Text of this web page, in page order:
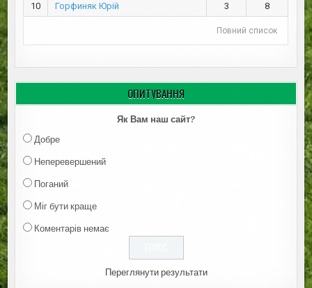
10
Горфиняк Юрій 3 8
Повний список
ОПИТУВАННЯ
Як Вам наш сайт?
Добре
Неперевершений
Поганий
Міг бути краще
Коментарів немає
Переглянути результати